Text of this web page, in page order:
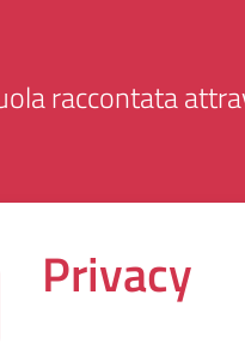
raccontata
Privacy